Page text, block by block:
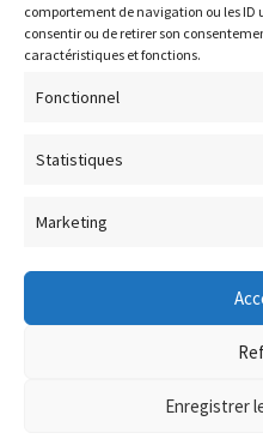
comportement de navigation ou les ID
consentir ou de retirer son
caractéristiques et fonctions.
Fonctionnel
Statistiques
Marketing
Enregistrer
Politique de confidentialité
Paiement sécurisé
© Boutique Corsica TiC 2026
Politique de confidentialité